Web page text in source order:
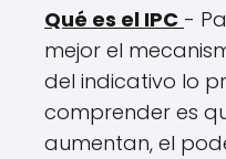
Qué es el IPC -
mejor el
del indicativo lo
comprender es
aumentan, el